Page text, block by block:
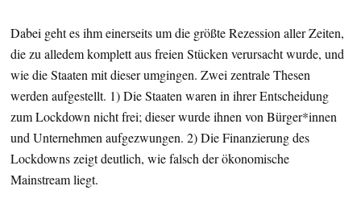
Dabei geht es ihm einerseits um die größte Rezession aller Zeiten,
die zu alledem komplett aus freien Stücken verursacht wurde, und
wie die Staaten mit dieser umgingen. Zwei zentrale Thesen
werden aufgestellt. 1) Die Staaten waren in ihrer Entscheidung
zum Lockdown nicht frei; dieser wurde ihnen von Bürger*innen
und Unternehmen aufgezwungen. 2) Die Finanzierung des
Lockdowns zeigt deutlich, wie falsch der ökonomische
Mainstream liegt.